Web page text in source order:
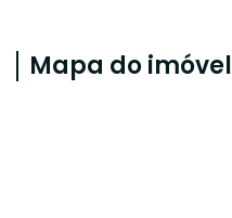
Mapa do imóvel